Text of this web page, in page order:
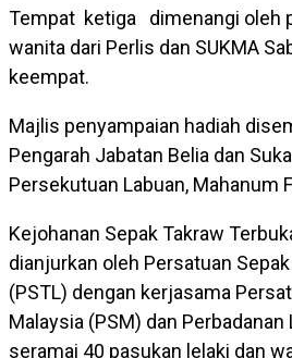
Tempat ketiga dimenangi oleh
wanita dari Perlis dan SUKMA
keempat.
Majlis penyampaian hadiah
Pengarah Jabatan Belia dan
Persekutuan Labuan, Mahanum
Kejohanan Sepak Takraw
dianjurkan oleh Persatuan
(PSTL) dengan kerjasama
Malaysia (PSM) dan
seramai 40 pasukan lelaki dan